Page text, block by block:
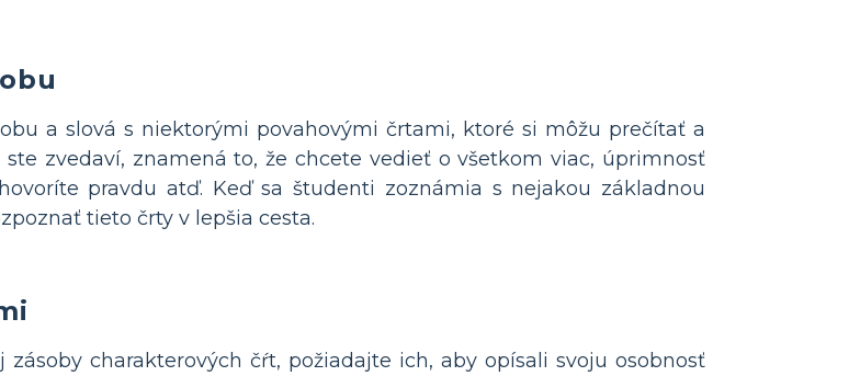
a slová s niektorými povahovými črtami, ktoré si môžu prečítať a
zvedaví, znamená to, že chcete vedieť o všetkom viac, úprimnosť
pravdu atď. Keď sa študenti zoznámia s nejakou základnou
tieto črty v lepšia cesta.
charakterových čŕt, požiadajte ich, aby opísali svoju osobnosť